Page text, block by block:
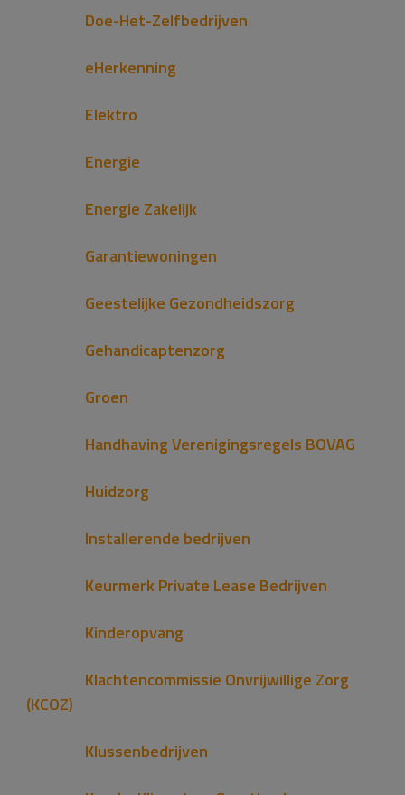
Doe-Het-Zelfbedrijven
eHerkenning
Elektro
Energie
Energie Zakelijk
Garantiewoningen
Geestelijke Gezondheidszorg
Gehandicaptenzorg
Groen
Handhaving Verenigingsregels BOVAG
Huidzorg
Installerende bedrijven
Keurmerk Private Lease Bedrijven
Kinderopvang
Klachtencommissie Onvrijwillige Zorg
(KCOZ)
Klussenbedrijven